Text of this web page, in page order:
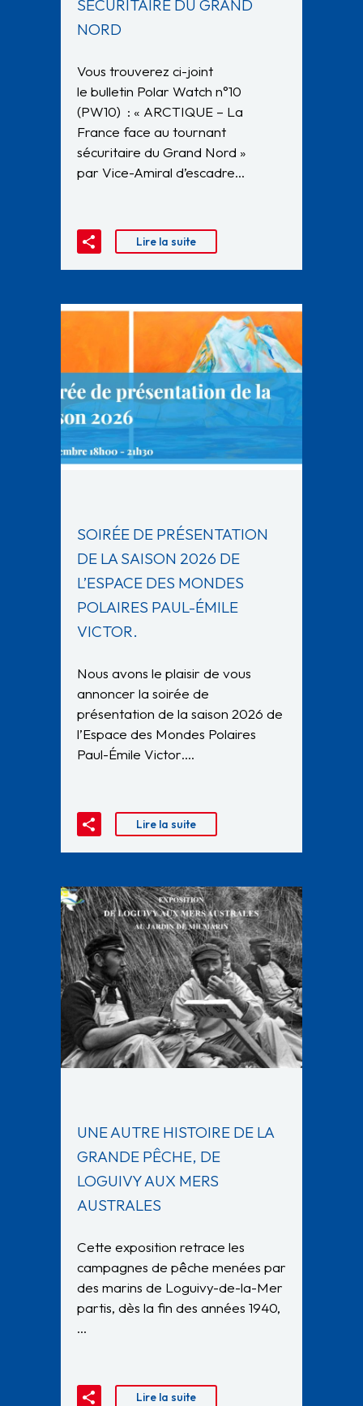
SÉCURITAIRE DU GRAND
NORD
Vous trouverez ci-joint
le bulletin Polar Watch n°10
(PW10) : « ARCTIQUE – La
France face au tournant
sécuritaire du Grand Nord »
par Vice-Amiral d’escadre…
Lire la suite
SOIRÉE DE PRÉSENTATION
DE LA SAISON 2026 DE
L’ESPACE DES MONDES
POLAIRES PAUL-ÉMILE
VICTOR.
Nous avons le plaisir de vous
annoncer la soirée de
présentation de la saison 2026 de
l’Espace des Mondes Polaires
Paul-Émile Victor….
Lire la suite
UNE AUTRE HISTOIRE DE LA
GRANDE PÊCHE, DE
LOGUIVY AUX MERS
AUSTRALES
Cette exposition retrace les
campagnes de pêche menées par
des marins de Loguivy-de-la-Mer
partis, dès la fin des années 1940,
…
Lire la suite